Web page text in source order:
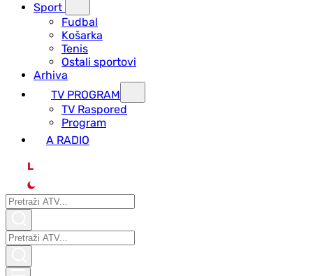
Sport
Fudbal
Košarka
Tenis
Ostali sportovi
Arhiva
TV PROGRAM
ТV Raspored
Program
A RADIO
L